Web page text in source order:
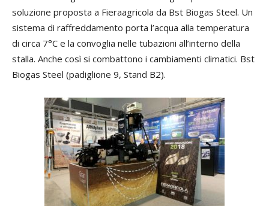
soluzione proposta a Fieraagricola da Bst Biogas Steel. Un
sistema di raffreddamento porta l’acqua alla temperatura
di circa 7°C e la convoglia nelle tubazioni all’interno della
stalla. Anche così si combattono i cambiamenti climatici. Bst
Biogas Steel (padiglione 9, Stand B2).